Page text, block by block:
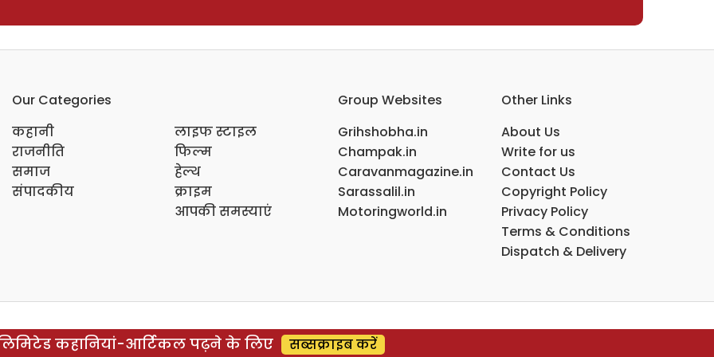
Our Categories
कहानी
राजनीति
समाज
संपादकीय
लाइफ स्टाइल
फिल्म
हेल्थ
क्राइम
आपकी समस्याएं
Group Websites
Grihshobha.in
Champak.in
Caravanmagazine.in
Sarassalil.in
Motoringworld.in
Other Links
About Us
Write for us
Contact Us
Copyright Policy
Privacy Policy
Terms & Conditions
Dispatch & Delivery
कहानियां-आर्टिकल पढ़ने के लिए सब्सक्राइब करें